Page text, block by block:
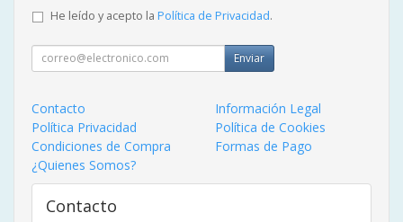
He leído y acepto la Política de Privacidad.
Enviar
Contacto
Información Legal
Política Privacidad
Política de Cookies
Condiciones de Compra
Formas de Pago
¿Quienes Somos?
Contacto